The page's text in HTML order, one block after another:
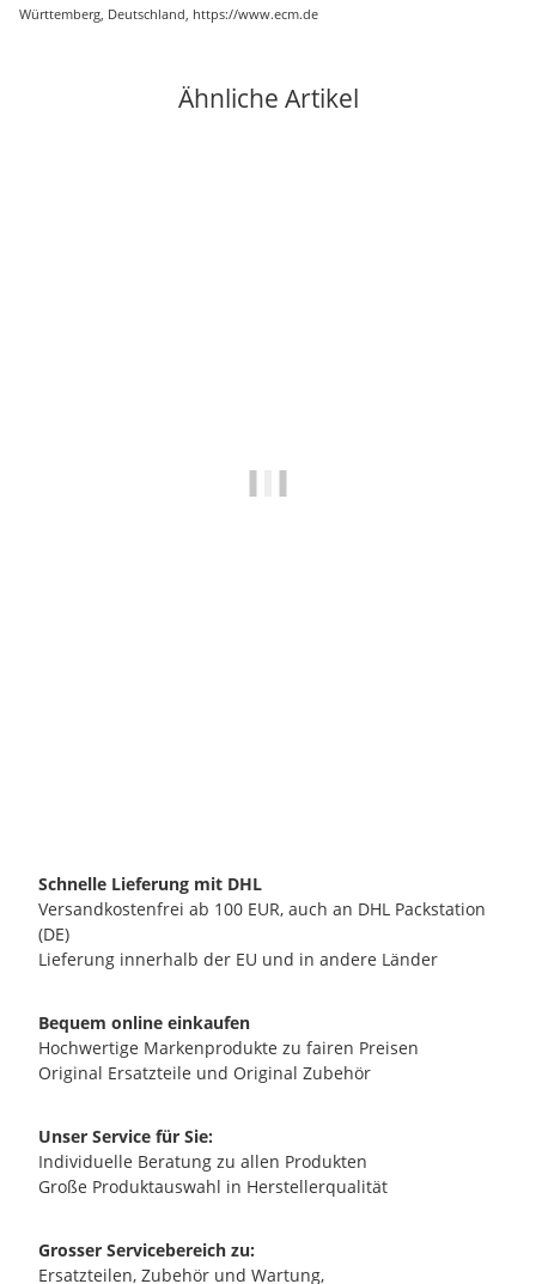
Württemberg, Deutschland, https://www.ecm.de
Ähnliche Artikel
Schnelle Lieferung mit DHL
Versandkostenfrei ab 100 EUR, auch an DHL Packstation
(DE)
Lieferung innerhalb der EU und in andere Länder
Bequem online einkaufen
Hochwertige Markenprodukte zu fairen Preisen
Original Ersatzteile und Original Zubehör
Unser Service für Sie:
Individuelle Beratung zu allen Produkten
Große Produktauswahl in Herstellerqualität
Grosser Servicebereich zu:
Ersatzteilen, Zubehör und Wartung,